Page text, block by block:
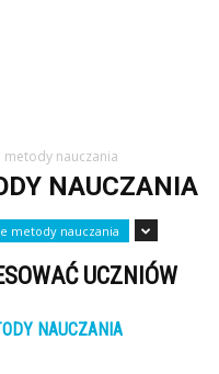
metody nauczania
NAUCZANIA
metody nauczania
UCZNIÓW
NAUCZANIA